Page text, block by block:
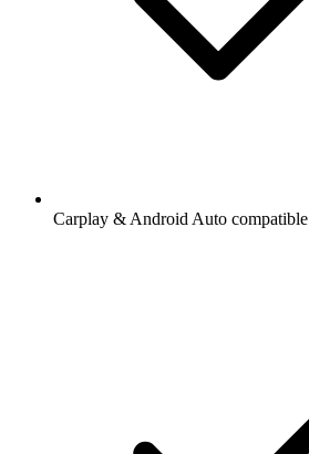
Carplay & Android Auto compatible